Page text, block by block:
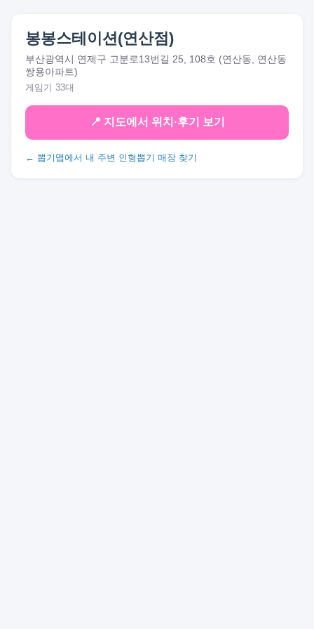
봉봉스테이션(연산점)
부산광역시 연제구 고분로13번길 25, 108호 (연산동, 연산동
쌍용아파트)
게임기 33대
📍 지도에서 위치·후기 보기
← 뽑기맵에서 내 주변 인형뽑기 매장 찾기